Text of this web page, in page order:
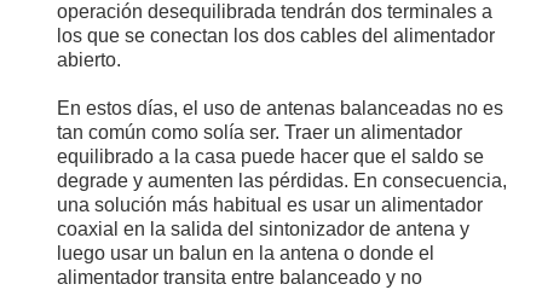
operación desequilibrada tendrán dos terminales a
los que se conectan los dos cables del alimentador
abierto.
En estos días, el uso de antenas balanceadas no es
tan común como solía ser. Traer un alimentador
equilibrado a la casa puede hacer que el saldo se
degrade y aumenten las pérdidas. En consecuencia,
una solución más habitual es usar un alimentador
coaxial en la salida del sintonizador de antena y
luego usar un balun en la antena o donde el
alimentador transita entre balanceado y no